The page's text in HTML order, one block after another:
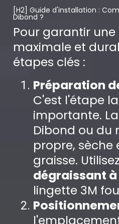
[H2] Guide d'installation :
Dibond ?
Pour garantir
maximale et
étapes clés :
Préparation
C'est l'étape
importante.
Dibond ou du
propre, sèche
graisse.
dégraissant
lingette 3M